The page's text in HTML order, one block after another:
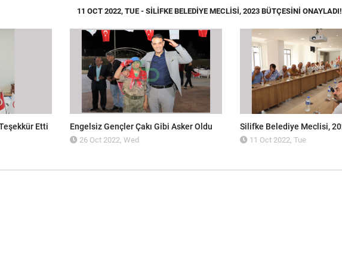
11 OCT 2022, TUE - SILIFKE BELEDIYE MECLISI, 2023 BÜTÇESINI ONAYLADI!
Etti Engelsiz Gençler Çakı Gibi Asker Oldu
26 Oct 2022, Wed 11 Oct 2022, Tue